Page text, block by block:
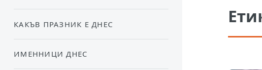
КАКЪВ ПРАЗНИК Е ДНЕС
ИМЕННИЦИ ДНЕС